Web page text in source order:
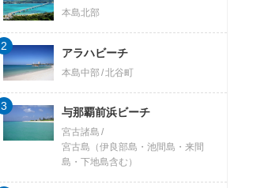
本島北部
アラハビーチ
本島中部 北谷町
2
与那覇前浜ビーチ
宮古諸島
宮古島（伊良部島・池間島・来間
島・下地島含む）
3